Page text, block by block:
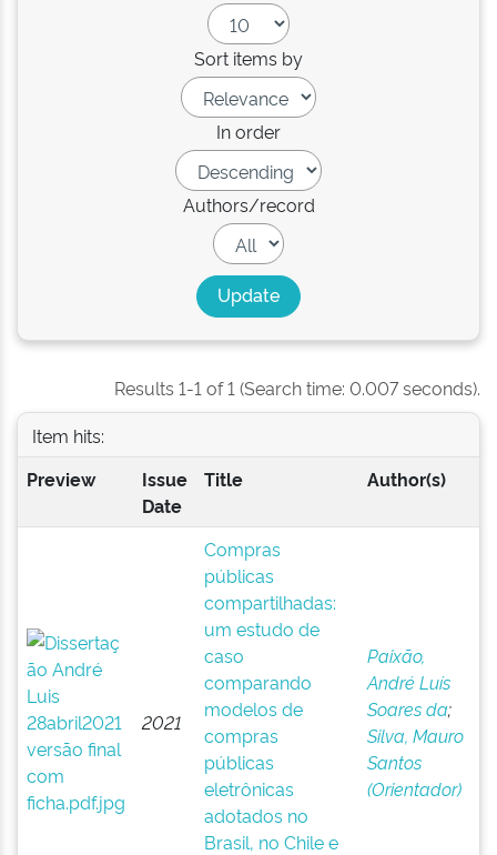
Sort items by
In order
Authors/record
Results 1-1 of 1 (Search time: 0.007 seconds).
Item hits:
Preview
Issue
Date
Title Author(s)
2021
Compras
públicas
compartilhadas:
um estudo de
caso
comparando
modelos de
compras
públicas
eletrônicas
adotados no
Brasil, no Chile e
Paixão,
André Luís
Soares da;
Silva, Mauro
Santos
(Orientador)